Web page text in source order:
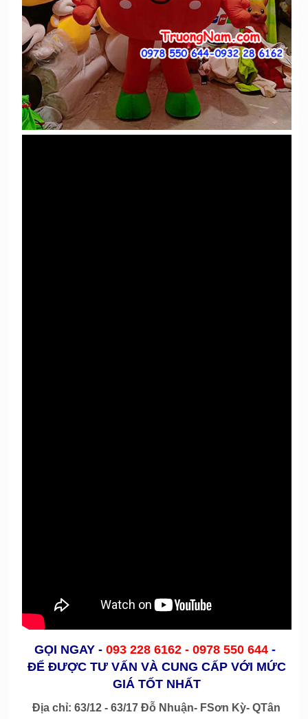
GỌI NGAY - 093 228 6162 - 0978 550 644-
ĐỂ ĐƯỢC TƯ VẤN VÀ CUNG CẤP VỚI MỨC
GIÁ TỐT NHẤT
Địa chỉ: 63/12 - 63/17 Đỗ Nhuận- FSơn Kỳ- QTân